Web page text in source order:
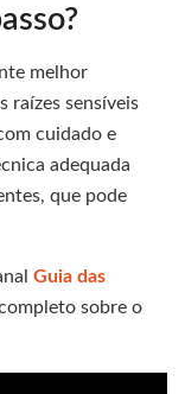
melhor
raízes sensíveis
cuidado e
adequada
que pode
Guia das
sobre o